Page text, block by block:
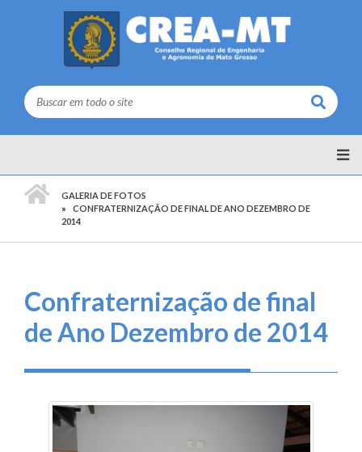
Buscar
GALERIA DE FOTOS
CONFRATERNIZAÇÃO DE FINAL DE ANO DEZEMBRO DE
2014
Confraternização de final
de Ano Dezembro de 2014